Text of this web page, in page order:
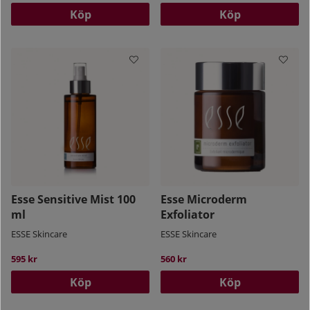
Köp Köp
Esse Sensitive Mist 100
ml
ESSE Skincare
595 kr
Köp
Esse Microderm
Exfoliator
ESSE Skincare
560 kr
Köp